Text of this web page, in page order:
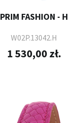
PRIM FASHION - H
W02P.13042.H
1 530,00 zł.